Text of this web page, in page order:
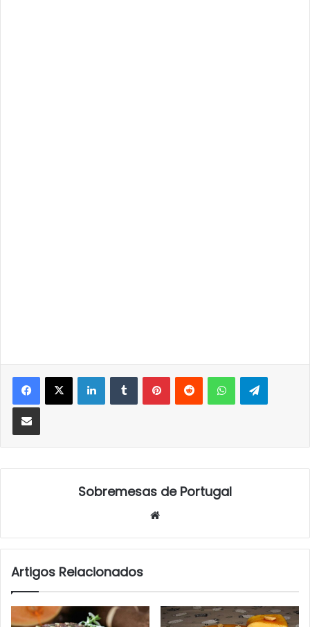
LinkedInTumblrPinterestReddit WhatsApp
Partilhar Via Email
Sobremesas de Portugal
Artigos Relacionados